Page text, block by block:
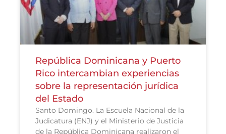
República Dominicana y Puerto
Rico intercambian experiencias
sobre la representación jurídica
del Estado
Santo Domingo. La Escuela Nacional de la
Judicatura (ENJ) y el Ministerio de Justicia
de la República Dominicana realizaron el